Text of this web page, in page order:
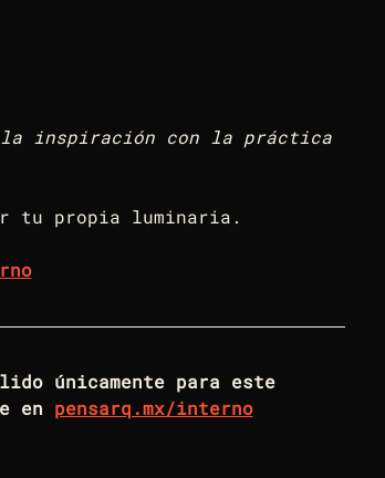
la inspiración con la práctica
tu propia luminaria.
en pensarq.mx/interno